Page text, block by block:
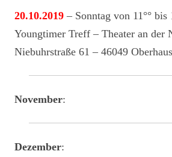
20.10.2019 – Sonntag von 11°° bis
Youngtimer Treff – Theater an der
Niebuhrstraße 61 – 46049
November:
Dezember: